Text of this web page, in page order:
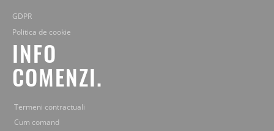
GDPR
Politica de cookie
INFO
COMENZI.
Termeni contractuali
Cum comand